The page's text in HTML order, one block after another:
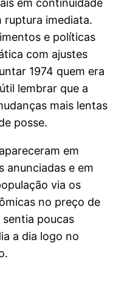
ruptura imediata.
e políticas
com ajustes
1974 quem era
lembrar que a
mais lentas
posse.
em
anunciadas e em
via os
no preço de
poucas
a dia logo no